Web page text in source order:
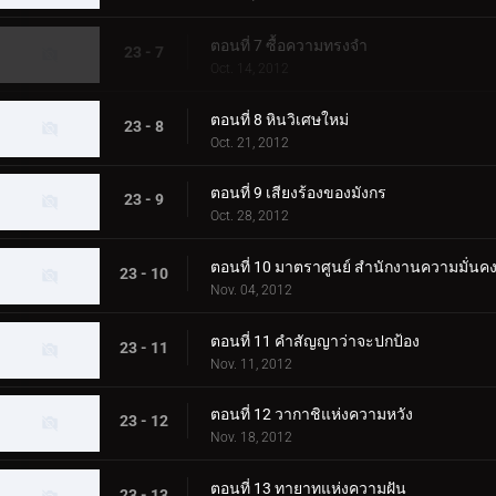
23 - 7 ตอนที่ 7 ซื้อความทรงจำ
Oct. 14, 2012
23 - 8 ตอนที่ 8 หินวิเศษใหม่
Oct. 21, 2012
23 - 9 ตอนที่ 9 เสียงร้องของมังกร
Oct. 28, 2012
23 - 10 ตอนที่ 10 มาตราศูนย์ สำนักงานความมั่นค
Nov. 04, 2012
23 - 11 ตอนที่ 11 คำสัญญาว่าจะปกป้อง
Nov. 11, 2012
23 - 12 ตอนที่ 12 วากาชิแห่งความหวัง
Nov. 18, 2012
ตอนที่ 13 ทายาทแห่งความฝัน